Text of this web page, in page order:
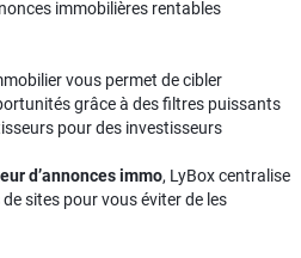
immobilières rentables
vous permet de cibler
grâce à des filtres puissants
pour des investisseurs
d’annonces immo, LyBox centralise
sites pour vous éviter de les